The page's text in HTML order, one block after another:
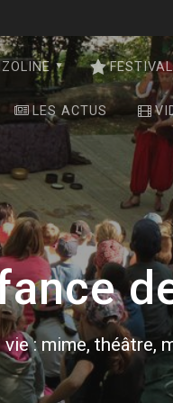
LES ACTUS
: mime, théâtre,